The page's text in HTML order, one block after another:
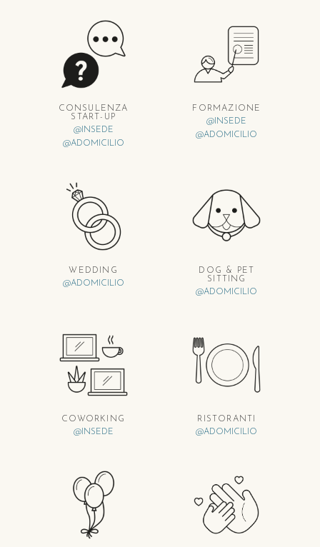
CONSULENZA
START-UP
@INSEDE
@ADOMICILIO
FORMAZIONE
@INSEDE
@ADOMICILIO
WEDDING
@ADOMICILIO
DOG & PET
SITTING
@ADOMICILIO
COWORKING
@INSEDE
RISTORANTI
@ADOMICILIO